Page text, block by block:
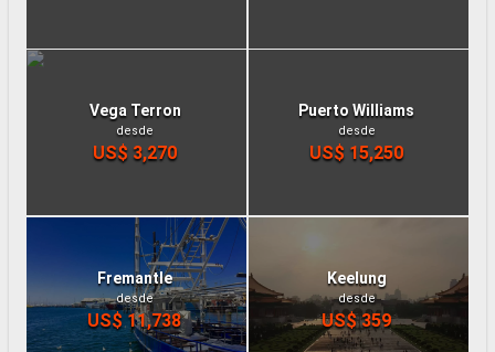
Vega Terron
desde
US$ 3,270
Puerto Williams
desde
US$ 15,250
Fremantle
desde
US$ 11,738
Keelung
desde
US$ 359